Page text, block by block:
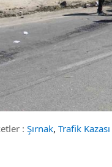
: Şırnak, Trafik Kazası